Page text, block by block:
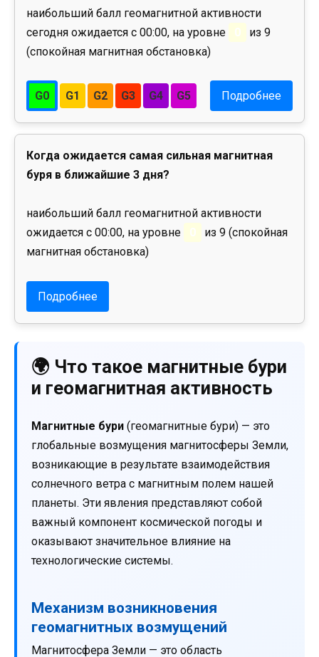
наибольший балл геомагнитной активности
сегодня ожидается с 00:00, на уровне
0
из 9
(спокойная магнитная обстановка)
G0 G1 G2 G3 G4 G5 Подробнее
Когда ожидается самая сильная магнитная
буря в ближайшие 3 дня?
наибольший балл геомагнитной активности
ожидается с 00:00, на уровне
0
из 9 (спокойная
магнитная обстановка)
Подробнее
🌍 Что такое магнитные бури
и геомагнитная активность
Магнитные бури (геомагнитные бури) — это
глобальные возмущения магнитосферы Земли,
возникающие в результате взаимодействия
солнечного ветра с магнитным полем нашей
планеты. Эти явления представляют собой
важный компонент космической погоды и
оказывают значительное влияние на
технологические системы.
Механизм возникновения
геомагнитных возмущений
Магнитосфера Земли — это область